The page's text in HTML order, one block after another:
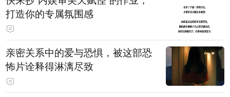
打造你的专属氛围感
亲密关系中的爱与恐惧，被这部恐
怖片诠释得淋漓尽致